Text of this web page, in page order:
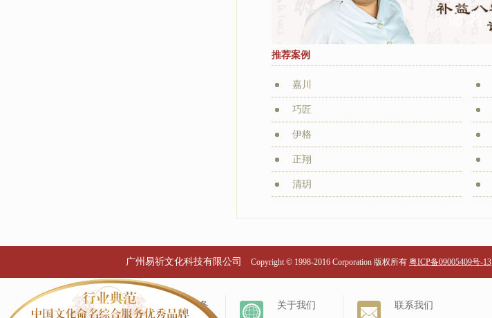
推荐案例
嘉川
巧匠
伊格
正翔
清玥
广州易祈文化科技有限公司 Copyright © 1998-2016 Corporation 版权所有 粤ICP备09005409号-13
个名服务 关于我们 联系我们